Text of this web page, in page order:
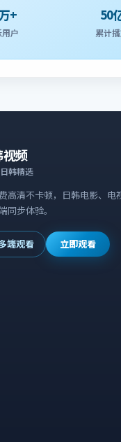
+
用户
50
累计
频
韩精选
高清不卡顿，日韩电影、电
同步体验。
端观看 立即观看